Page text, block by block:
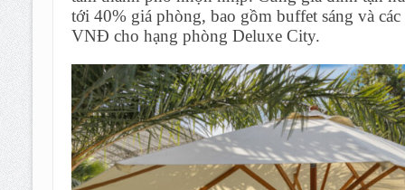
tới 40% giá phòng, bao gồm buffet sáng và
VNĐ cho hạng phòng Deluxe City.